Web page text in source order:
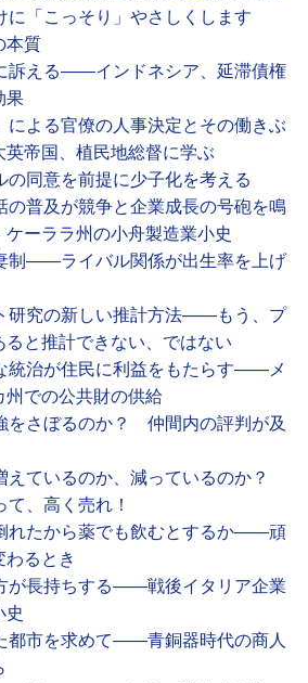
「こっそり」やさしくします
本質
える――インドネシア、延滞債権
果
よる官僚の人事決定とその働きぶ
帝国、植民地総督に学ぶ
同意を前提に少子化を考える
普及が競争と企業成長の号砲を鳴
ーララ州の小舟製造業小史
――ライバル関係が出生率を上げ
究の新しい推計方法――もう、プ
ると推計できない、ではない
治が住民に利益をもたらす――メ
州での公共財の供給
さぼるのか？ 仲間内の評判が及
ているのか、減っているのか？
、高く売れ！
たから薬でも飲むとするか――頑
わるとき
長持ちする――戦後イタリア企業
史
市を求めて――青銅器時代の商人